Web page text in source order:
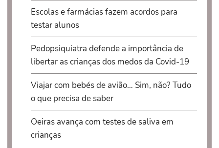
Escolas e farmácias fazem acordos para
testar alunos
Pedopsiquiatra defende a importância de
libertar as crianças dos medos da Covid-19
Viajar com bebés de avião… Sim, não? Tudo
o que precisa de saber
Oeiras avança com testes de saliva em
crianças